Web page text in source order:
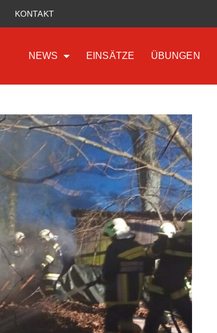
KONTAKT
NEWS EINSÄTZE ÜBUNGEN